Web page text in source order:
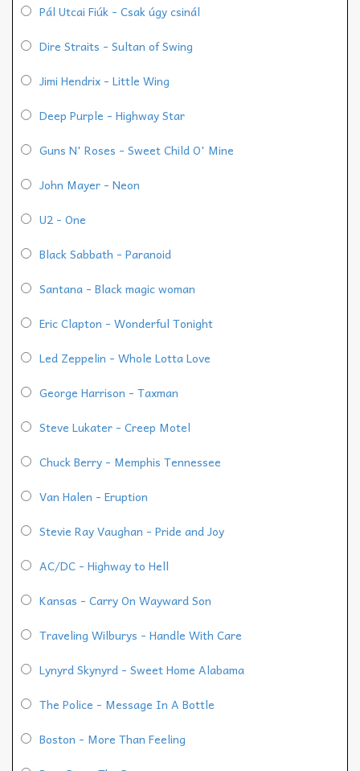
Pál Utcai Fiúk - Csak úgy csinál
Dire Straits - Sultan of Swing
Jimi Hendrix - Little Wing
Deep Purple - Highway Star
Guns N' Roses - Sweet Child O' Mine
John Mayer - Neon
U2 - One
Black Sabbath - Paranoid
Santana - Black magic woman
Eric Clapton - Wonderful Tonight
Led Zeppelin - Whole Lotta Love
George Harrison - Taxman
Steve Lukater - Creep Motel
Chuck Berry - Memphis Tennessee
Van Halen - Eruption
Stevie Ray Vaughan - Pride and Joy
AC/DC - Highway to Hell
Kansas - Carry On Wayward Son
Traveling Wilburys - Handle With Care
Lynyrd Skynyrd - Sweet Home Alabama
The Police - Message In A Bottle
Boston - More Than Feeling